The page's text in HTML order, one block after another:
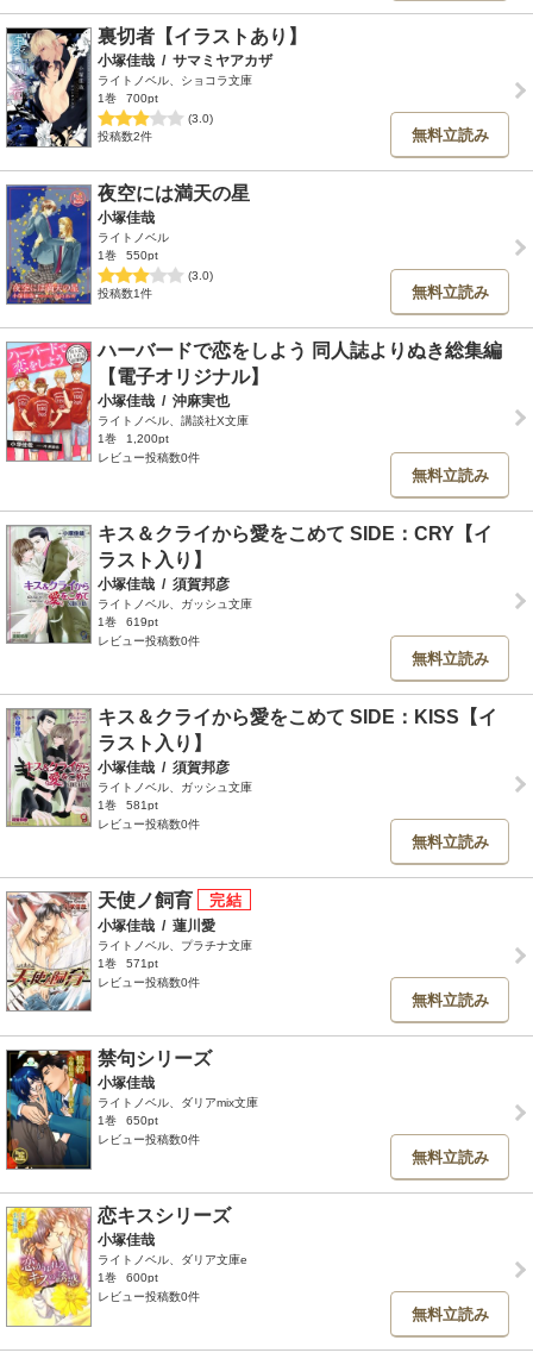
裏切者【イラストあり】
小塚佳哉 / サマミヤアカザ
ライトノベル、ショコラ文庫
1巻
700pt
(3.0)
投稿数2件
無料立読み
夜空には満天の星
小塚佳哉
ライトノベル
1巻
550pt
(3.0)
投稿数1件
無料立読み
ハーバードで恋をしよう 同人誌よりぬき総集編
【電子オリジナル】
小塚佳哉 / 沖麻実也
ライトノベル、講談社X文庫
1巻
1,200pt
レビュー投稿数0件
無料立読み
キス＆クライから愛をこめて SIDE：CRY【イ
ラスト入り】
小塚佳哉 / 須賀邦彦
ライトノベル、ガッシュ文庫
1巻
619pt
レビュー投稿数0件
無料立読み
キス＆クライから愛をこめて SIDE：KISS【イ
ラスト入り】
小塚佳哉 / 須賀邦彦
ライトノベル、ガッシュ文庫
1巻
581pt
レビュー投稿数0件
無料立読み
天使ノ飼育
小塚佳哉 / 蓮川愛
ライトノベル、プラチナ文庫
1巻
571pt
レビュー投稿数0件
無料立読み
禁句シリーズ
小塚佳哉
ライトノベル、ダリアmix文庫
1巻
650pt
レビュー投稿数0件
無料立読み
恋キスシリーズ
小塚佳哉
ライトノベル、ダリア文庫e
1巻
600pt
レビュー投稿数0件
無料立読み